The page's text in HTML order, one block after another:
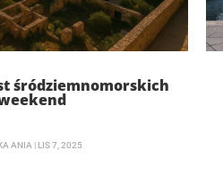
śródziemnomorskich
ANIA | LIS 7, 2025